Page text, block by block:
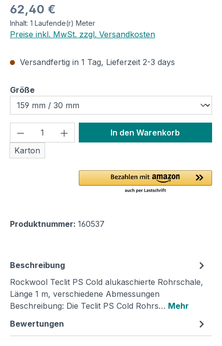
Regulärer Preis:
62,40 €
Inhalt: 1 Laufende(r) Meter
Preise inkl. MwSt. zzgl. Versandkosten
Versandfertig in 1 Tag, Lieferzeit 2-3 days
Größeauswählen
Produkt Anzahl: Gib den
Karton
In den Warenkorb
Produktnummer: 160537
Beschreibung
Rockwool Teclit PS Cold alukaschierte Rohrschale,
Länge 1 m, verschiedene Abmessungen
Beschreibung: Die Teclit PS Cold Rohrs… Mehr
Bewertungen